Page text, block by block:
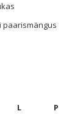
paarismängus
L P